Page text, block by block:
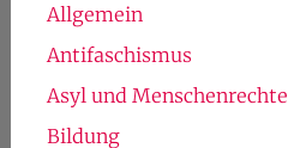
Allgemein
Antifaschismus
Asyl und Menschenrechte
Bildung